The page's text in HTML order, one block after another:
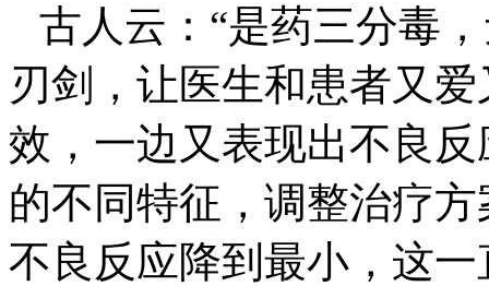
古人云：“是药三分毒
刃剑，让医生和患者又
效，一边又表现出不良
的不同特征，调整治疗
不良反应降到最小，这